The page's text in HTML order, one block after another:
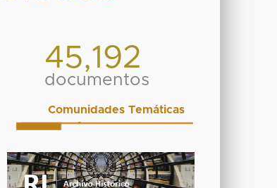
45,192
documentos
Comunidades Temáticas